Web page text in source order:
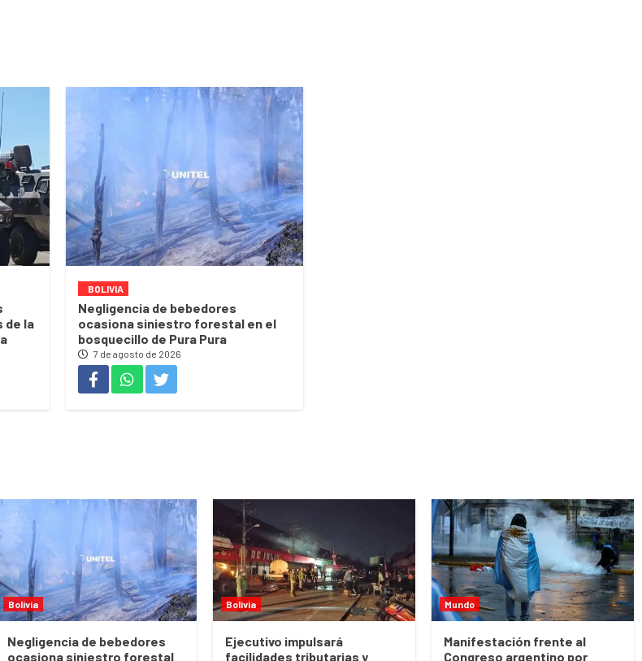
de la
BOLIVIA
Negligencia de bebedores
ocasiona siniestro forestal en el
bosquecillo de Pura Pura
7 de agosto de 2026
Bolivia
Negligencia de bebedores
ocasiona siniestro forestal
Bolivia
Ejecutivo impulsará
facilidades tributarias y
Mundo
Manifestación frente al
Congreso argentino por